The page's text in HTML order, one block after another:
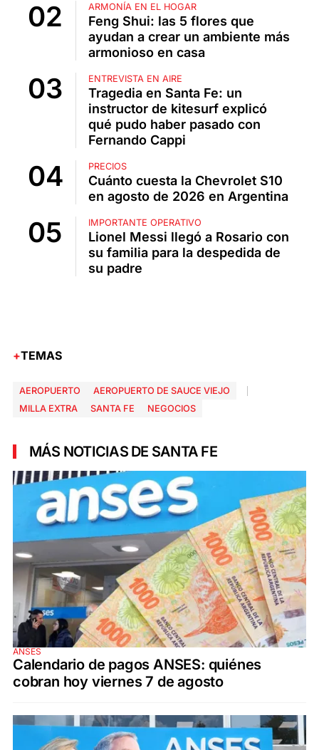
ARMONÍA EN EL HOGAR
Feng Shui: las 5 flores que
ayudan a crear un ambiente más
armonioso en casa
ENTREVISTA EN AIRE
Tragedia en Santa Fe: un
instructor de kitesurf explicó
qué pudo haber pasado con
Fernando Cappi
PRECIOS
Cuánto cuesta la Chevrolet S10
en agosto de 2026 en Argentina
IMPORTANTE OPERATIVO
Lionel Messi llegó a Rosario con
su familia para la despedida de
su padre
TEMAS
AEROPUERTO
AEROPUERTO DE SAUCE VIEJO
MILLA EXTRA
SANTA FE NEGOCIOS
MÁS NOTICIAS DE SANTA FE
ANSES
Calendario de pagos ANSES: quiénes
cobran hoy viernes 7 de agosto